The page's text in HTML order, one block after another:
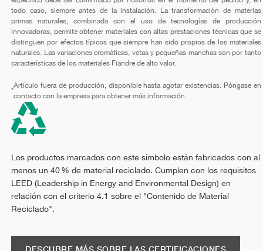
todo caso, siempre antes de la instalación. La transformación de materias
primas naturales, combinada con el uso de tecnologías de producción
innovadoras, permite obtener materiales con altas prestaciones técnicas que se
distinguen por efectos típicos que siempre han sido propios de los materiales
naturales. Las variaciones cromáticas, vetas y pequeñas manchas son por tanto
características de los materiales Fiandre de alto valor.
*
Artículo fuera de producción, disponible hasta agotar existencias. Póngase en
contacto con la empresa para obtener más información.
Los productos marcados con este símbolo están fabricados con al
menos un 40 % de material reciclado. Cumplen con los requisitos
LEED (Leadership in Energy and Environmental Design) en
relación con el criterio 4.1 sobre el "Contenido de Material
Reciclado".
DESCUBRE MÁS SOBRE LAS CERTIFICACIONES